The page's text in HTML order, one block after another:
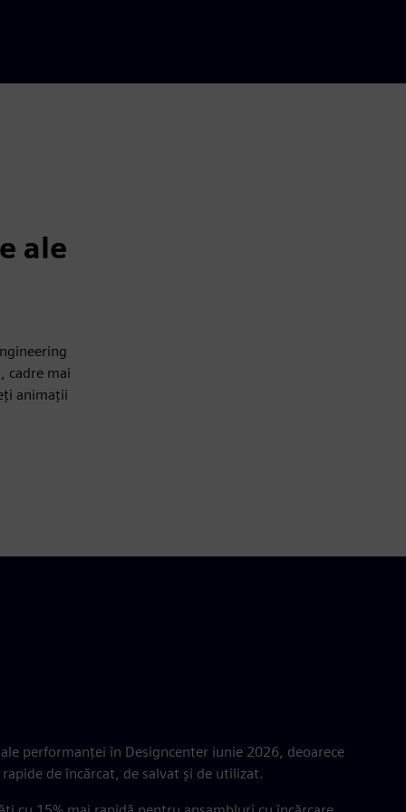
ale
cadre mai
animații
performanței în Designcenter iunie 2026, deoarece
de încărcat, de salvat și de utilizat.